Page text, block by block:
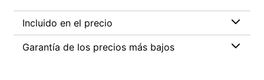
Incluido en el precio
Garantía de los precios más bajos